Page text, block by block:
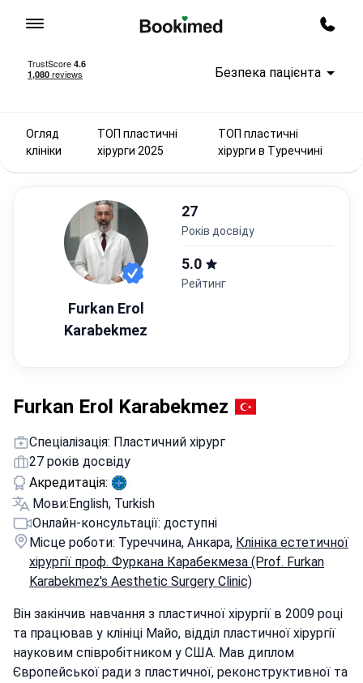
Безпека пацієнта
Огляд
клініки
ТОП пластичні
хірурги 2025
ТОП пластичні
хірурги в Туреччині
Furkan Erol
Karabekmez
27
років досвіду
5.0
Рейтинг
Furkan Erol Karabekmez
Спеціалізація: Пластичний хірург
27 років досвіду
Акредитація:
Мови:English, Turkish
Онлайн-консультації: доступні
Місце роботи: Туреччина, Анкара, Клініка естетичної
хірургії проф. Фуркана Карабекмеза (Prof. Furkan
Karabekmez's Aesthetic Surgery Clinic)
Він закінчив навчання з пластичної хірургії в 2009 році
та працював у клініці Майо, відділ пластичної хірургії
науковим співробітником у США. Мав диплом
Європейської ради з пластичної, реконструктивної та